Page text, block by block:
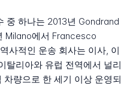
중 하나는 2013년 Gondrand
Milano에서 Francesco
사적인 운송 회사는 이사, 이
탈리아와 유럽 전역에서 널리
량으로 한 세기 이상 운영되